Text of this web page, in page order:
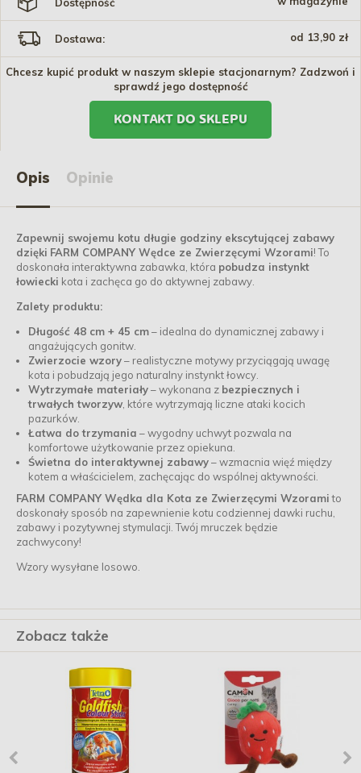
Dostawa: od 13,90 zł
Chcesz kupić produkt w naszym sklepie stacjonarnym? Zadzwoń i
sprawdź jego dostępność
KONTAKT DO SKLEPU
Opis Opinie
Zapewnij swojemu kotu długie godziny ekscytującej zabawy
dzięki FARM COMPANY Wędce ze Zwierzęcymi Wzorami! To
doskonała interaktywna zabawka, która pobudza instynkt
łowiecki kota i zachęca go do aktywnej zabawy.
Zalety produktu:
Długość 48 cm + 45 cm– idealna do dynamicznej zabawy i
angażujących gonitw.
Zwierzocie wzory– realistyczne motywy przyciągają uwagę
kota i pobudzają jego naturalny instynkt łowcy.
Wytrzymałe materiały– wykonana z bezpiecznych i
trwałych tworzyw , które wytrzymają liczne ataki kocich
pazurków.
Łatwa do trzymania – wygodny uchwyt pozwala na
komfortowe użytkowanie przez opiekuna.
Świetna do interaktywnej zabawy– wzmacnia więź między
kotem a właścicielem, zachęcając do wspólnej aktywności.
FARM COMPANY Wędka dla Kota ze Zwierzęcymi Wzoramito
doskonały sposób na zapewnienie kotu codziennej dawki ruchu,
zabawy i pozytywnej stymulacji. Twój mruczek będzie
zachwycony!
Wzory wysyłane losowo.
Zobacz także